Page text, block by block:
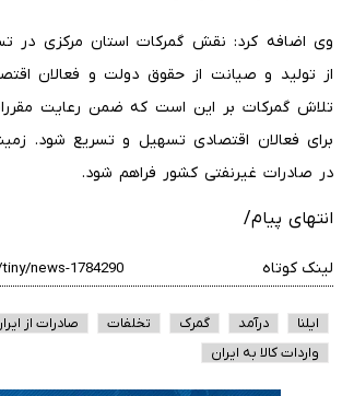
وی اضافه کرد: نقش گمرکات استان مرکزی در
از تولید و صیانت از حقوق دولت و فعالان
تلاش گمرکات بر این است که ضمن رعایت
برای فعالان اقتصادی تسهیل و تسریع شود.
در صادرات غیرنفتی کشور فراهم شود.
انتهای پیام/
لینک کوتاه
ایلنا درآمد گمرک تخلفات
صادرات از
واردات کالا به ایران